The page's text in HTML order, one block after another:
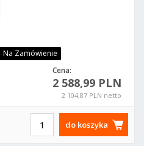
Na Zamówienie
Cena:
2 588,99 PLN
2 104,87 PLN netto
do koszyka